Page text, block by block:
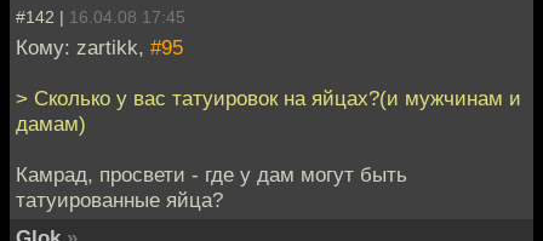
#142 | 16.04.08 17:45
Кому: zartikk, #95
> Сколько у вас татуировок на яйцах?(и мужчинам и
дамам)
Камрад, просвети - где у дам могут быть
татуированные яйца?